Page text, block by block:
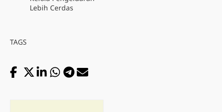
Lebih Cerdas
TAGS